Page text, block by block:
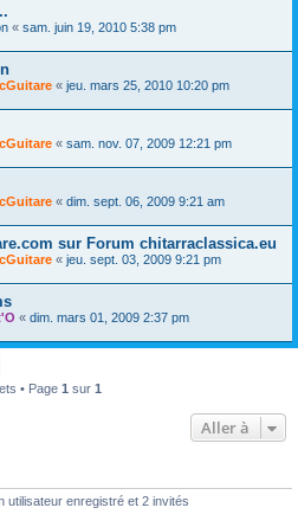
« sam. juin 19, 2010 5:38 pm
« jeu. mars 25, 2010 10:20 pm
« sam. nov. 07, 2009 12:21 pm
« dim. sept. 06, 2009 9:21 am
sur Forum chitarraclassica.eu
« jeu. sept. 03, 2009 9:21 pm
« dim. mars 01, 2009 2:37 pm
• Page 1 sur 1
Aller à
utilisateur enregistré et 2 invités